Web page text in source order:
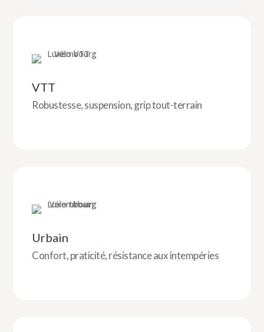
VTT
Robustesse, suspension, grip tout-terrain
Urbain
Confort, praticité, résistance aux intempéries